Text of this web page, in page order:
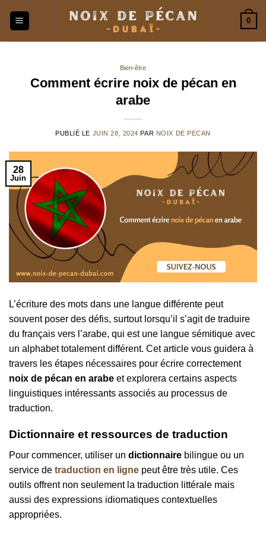
0
Bien-être
Comment écrire noix de pécan en
arabe
PUBLIÉ LE JUIN 28, 2024 PAR NOIX DE PECAN
28
Juin
L’écriture des mots dans une langue différente peut
souvent poser des défis, surtout lorsqu’il s’agit de traduire
du français vers l’arabe, qui est une langue sémitique avec
un alphabet totalement différent. Cet article vous guidera à
travers les étapes nécessaires pour écrire correctement
noix de pécan en arabe et explorera certains aspects
linguistiques intéressants associés au processus de
traduction.
Dictionnaire et ressources de traduction
Pour commencer, utiliser un dictionnaire bilingue ou un
service de traduction en ligne peut être très utile. Ces
outils offrent non seulement la traduction littérale mais
aussi des expressions idiomatiques contextuelles
appropriées.